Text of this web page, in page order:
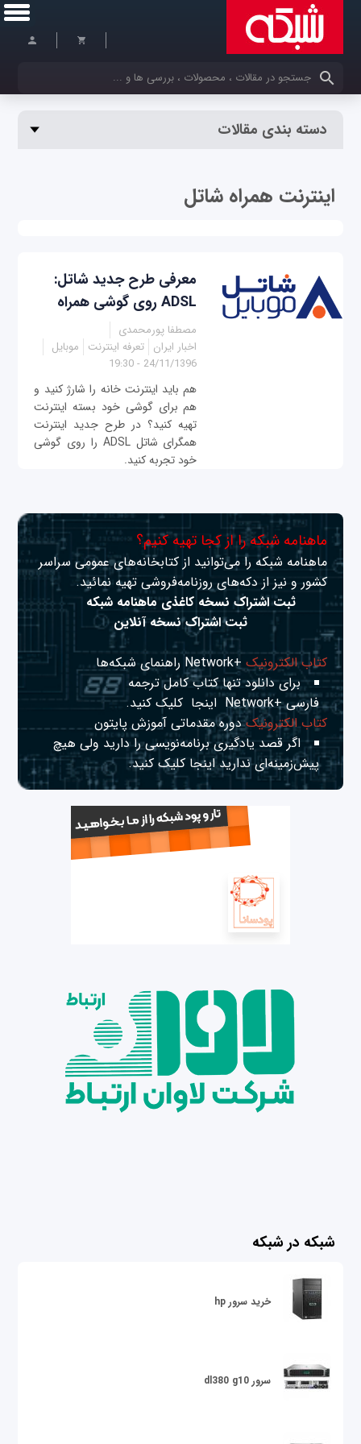
کلمات کلیدی خود را وارد کنید
دسته بندی مقالات
اینترنت همراه شاتل
معرفی طرح جدید شاتل:
ADSL روی گوشی همراه
مصطفا پورمحمدی
اخبار ایران تعرفه اینترنت
موبایل
24/11/1396 - 19:30
هم باید اینترنت خانه را شارژ کنید و
هم برای گوشی خود بسته اینترنت
تهیه کنید؟ در طرح جدید اینترنت
همگرای شاتل ADSL را روی گوشی
خود تجربه کنید.
ماهنامه شبکه را از کجا تهیه کنیم؟
ماهنامه شبکه را می‌توانید از کتابخانه‌های عمومی سراسر
کشور و نیز از دکه‌های روزنامه‌فروشی تهیه نمائید.
ثبت اشتراک نسخه کاغذی ماهنامه شبکه
ثبت اشتراک نسخه آنلاین
کتاب الکترونیک+Network راهنمای شبکه‌ها
برای دانلود تنها کتاب کامل ترجمه
فارسی +Network
اینجا کلیک کنید.
کتاب الکترونیکدوره مقدماتی آموزش پایتون
اگر قصد یادگیری برنامه‌نویسی را دارید ولی هیچ
پیش‌زمینه‌ای نداریداینجا کلیک کنید.
شبکه در شبکه
خرید سرور hp
سرور dl380 g10